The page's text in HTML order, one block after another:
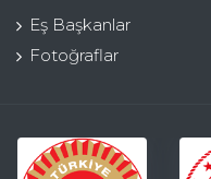
Eş Başkanlar
Fotoğraflar